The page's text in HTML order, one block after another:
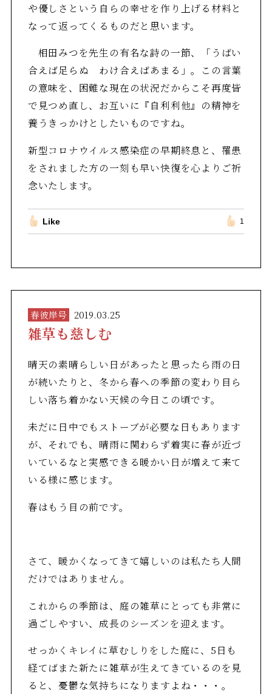
や優しさという自らの幸せを作り上げる材料と
なって返ってくるものだと思います。
相田みつを先生の有名な詩の一節、「うばい
合えば足らぬ わけ合えばあまる」。この言葉
の意味を、困難な現在の状況だからこそ再度皆
で見つめ直し、お互いに『自利利他』の精神を
養うきっかけとしたいものですね。
新型コロナウイルス感染症の早期終息と、罹患
をされました方の一刻も早い快復を心よりご祈
念いたします。
Like 1
春彼岸号 2019.03.25
雑草も慈しむ
晴天の素晴らしい日があったと思ったら雨の日
が続いたりと、冬から春への季節の変わり目ら
しい落ち着かない天候の今日この頃です。
未だに日中でもストーブが必要な日もあります
が、それでも、晴雨に関わらず着実に春が近づ
いているなと実感できる暖かい日が増えて来て
いる様に感じます。
春はもう目の前です。
さて、暖かくなってきて嬉しいのは私たち人間
だけではありません。
これからの季節は、庭の雑草にとっても非常に
過ごしやすい、成長のシーズンを迎えます。
せっかくキレイに草むしりをした庭に、5日も
経てばまた新たに雑草が生えてきているのを見
ると、憂鬱な気持ちになりますよね・・・。